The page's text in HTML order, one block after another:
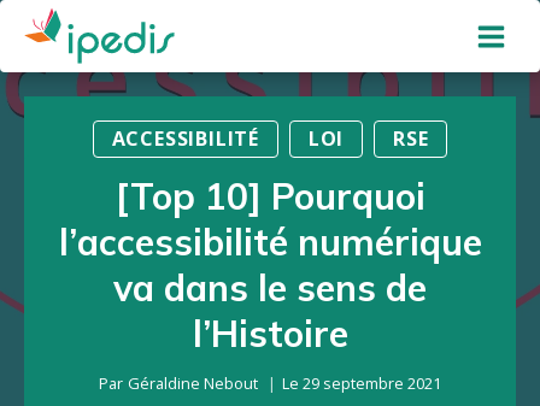
Aller
contenu
ACCESSIBILITÉ LOI RSE
[Top 10] Pourquoi
l’accessibilité numérique
va dans le sens de
l’Histoire
Par Géraldine Nebout Le 29 septembre 2021